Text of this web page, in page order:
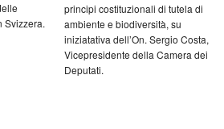
Svizzera.
principi costituzionali di tutela di
ambiente e biodiversità, su
iniziatativa dell’On. Sergio Costa,
Vicepresidente della Camera dei
Deputati.